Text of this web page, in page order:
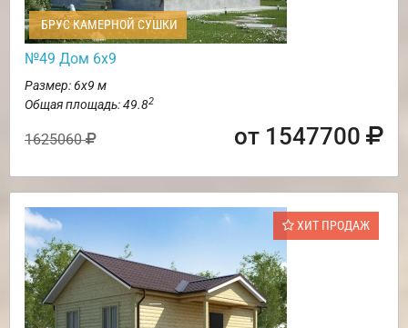
БРУС КАМЕРНОЙ СУШКИ
№49 Дом 6х9
Размер: 6х9 м
Общая площадь: 49.82
1625060 от 1547700
ХИТ ПРОДАЖ